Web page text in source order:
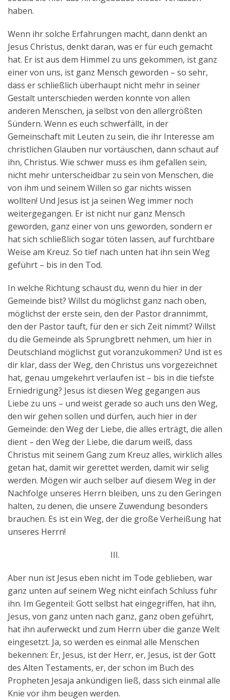
haben.
Wenn ihr solche Erfahrungen macht, dann denkt an
Jesus Christus, denkt daran, was er für euch gemacht
hat. Er ist aus dem Himmel zu uns gekommen, ist ganz
einer von uns, ist ganz Mensch geworden – so sehr,
dass er schließlich überhaupt nicht mehr in seiner
Gestalt unterschieden werden konnte von allen
anderen Menschen, ja selbst von den allergrößten
Sündern. Wenn es euch schwerfällt, in der
Gemeinschaft mit Leuten zu sein, die ihr Interesse am
christlichen Glauben nur vortäuschen, dann schaut auf
ihn, Christus. Wie schwer muss es ihm gefallen sein,
nicht mehr unterscheidbar zu sein von Menschen, die
von ihm und seinem Willen so gar nichts wissen
wollten! Und Jesus ist ja seinen Weg immer noch
weitergegangen. Er ist nicht nur ganz Mensch
geworden, ganz einer von uns geworden, sondern er
hat sich schließlich sogar töten lassen, auf furchtbare
Weise am Kreuz. So tief nach unten hat ihn sein Weg
geführt – bis in den Tod.
In welche Richtung schaust du, wenn du hier in der
Gemeinde bist? Willst du möglichst ganz nach oben,
möglichst der erste sein, den der Pastor drannimmt,
den der Pastor tauft, für den er sich Zeit nimmt? Willst
du die Gemeinde als Sprungbrett nehmen, um hier in
Deutschland möglichst gut voranzukommen? Und ist es
dir klar, dass der Weg, den Christus uns vorgezeichnet
hat, genau umgekehrt verlaufen ist – bis in die tiefste
Erniedrigung? Jesus ist diesen Weg gegangen aus
Liebe zu uns – und weist gerade so auch uns den Weg,
den wir gehen sollen und dürfen, auch hier in der
Gemeinde: den Weg der Liebe, die alles erträgt, die allen
dient – den Weg der Liebe, die darum weiß, dass
Christus mit seinem Gang zum Kreuz alles, wirklich alles
getan hat, damit wir gerettet werden, damit wir selig
werden. Mögen wir auch selber auf diesem Weg in der
Nachfolge unseres Herrn bleiben, uns zu den Geringen
halten, zu denen, die unsere Zuwendung besonders
brauchen. Es ist ein Weg, der die große Verheißung hat
unseres Herrn!
III.
Aber nun ist Jesus eben nicht im Tode geblieben, war
ganz unten auf seinem Weg nicht einfach Schluss führ
ihn. Im Gegenteil: Gott selbst hat eingegriffen, hat ihn,
Jesus, von ganz unten nach ganz, ganz oben geführt,
hat ihn auferweckt und zum Herrn über die ganze Welt
eingesetzt. Ja, so werden es einmal alle Menschen
bekennen: Er, Jesus, ist der Herr, er, Jesus, ist der Gott
des Alten Testaments, er, der schon im Buch des
Propheten Jesaja ankündigen ließ, dass sich einmal alle
Knie vor ihm beugen werden.